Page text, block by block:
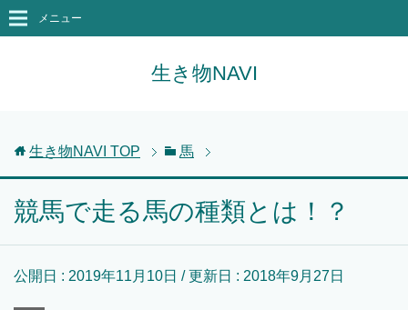
生き物NAVI
メニュー
生き物NAVI TOP 馬
競馬で走る馬の種類とは！？
公開日 : 2019年11月10日 / 更新日 : 2018年9月27日